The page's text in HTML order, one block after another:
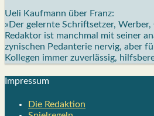
Ueli Kaufmann über Franz:
»Der gelernte Schriftsetzer, Werber,
Redaktor ist manchmal mit seiner
zynischen Pedanterie nervig, aber
Kollegen immer zuverlässig,
Impres­sum
Die Redak­ti­on